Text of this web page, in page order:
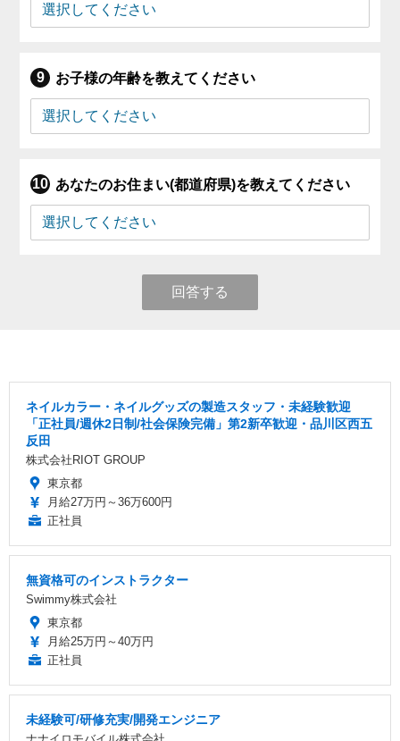
お子様の年齢を教えてください
あなたのお住まい(都道府県)を教えてください
回答する
ネイルカラー・ネイルグッズの製造スタッフ・未経験歓迎
「正社員/週休2日制/社会保険完備」第2新卒歓迎・品川区西五
反田
株式会社RIOT GROUP
東京都
月給27万円～36万600円
正社員
無資格可のインストラクター
Swimmy株式会社
東京都
月給25万円～40万円
正社員
未経験可/研修充実/開発エンジニア